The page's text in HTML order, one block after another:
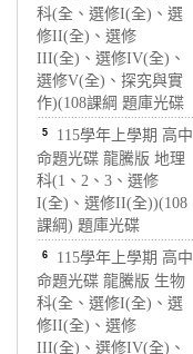
科(全、選修I(全)、選
修II(全)、選修
III(全)、選修IV(全)、
選修V(全)、探究與實
作)(108課綱 題庫光碟
5 115學年上學期 高中
命題光碟 龍騰版 地理
科(1、2、3、選修
I(全)、選修II(全))(108
課綱) 題庫光碟
6 115學年上學期 高中
命題光碟 龍騰版 生物
科(全、選修I(全)、選
修II(全)、選修
III(全)、選修IV(全)、